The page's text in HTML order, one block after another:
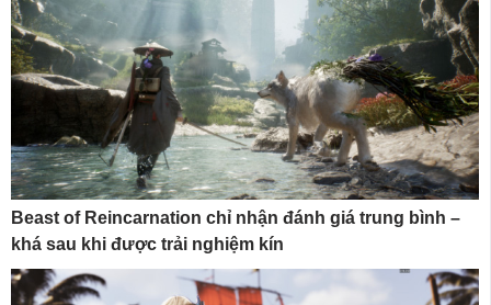
Beast of Reincarnation chỉ nhận đánh giá trung bình –
khá sau khi được trải nghiệm kín